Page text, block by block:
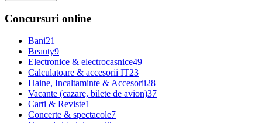
Concursuri online
Bani21
Beauty9
Electronice & electrocasnice49
Calculatoare & accesorii IT23
Haine, Incaltaminte & Accesorii28
Vacante (cazare, bilete de avion)37
Carti & Reviste1
Concerte & spectacole7